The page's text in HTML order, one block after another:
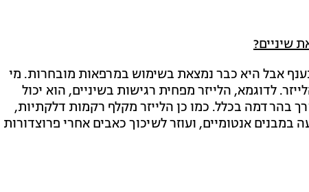
שיניים?
אבל היא כבר נמצאת בשימוש במרפאות מובחרות. מי
לדוגמא, הלייזר מפחית רגישות בשיניים, הוא יכול
בהרדמה בכלל. כמו כן הלייזר מקלף רקמות דלקתיות,
במבנים אנטומיים, ועוזר לשיכוך כאבים אחרי פרוצדורות